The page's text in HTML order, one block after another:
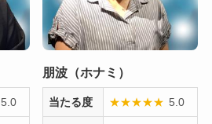
5.0
朋波（ホナミ）
当たる度 ★★★★★ 5.0